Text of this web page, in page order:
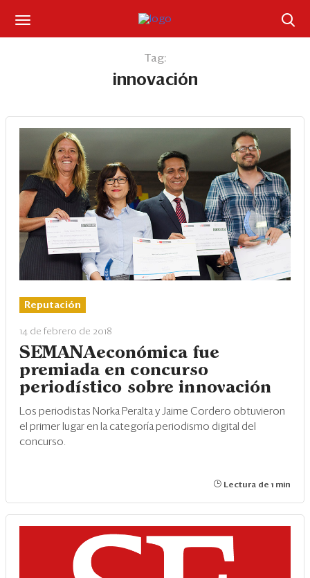
Portada
¿Qué está pasando?
Sectores y Empresas
Management
Economía y Finanzas
Legal y Política
Eventos
Ranking CEO
Edición Impresa
Tag:
innovación
Reputación
14 de febrero de 2018
SEMANAeconómica fue
premiada en concurso
periodístico sobre innovación
Los periodistas Norka Peralta y Jaime Cordero obtuvieron
el primer lugar en la categoría periodismo digital del
concurso.
Lectura de 1 min